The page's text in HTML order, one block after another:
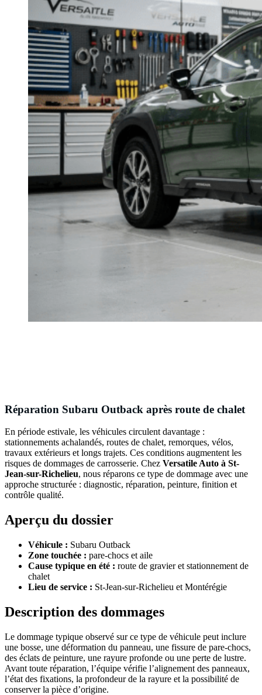
Réparation Subaru Outback après route de chalet
En période estivale, les véhicules circulent davantage :
stationnements achalandés, routes de chalet, remorques, vélos,
travaux extérieurs et longs trajets. Ces conditions augmentent les
risques de dommages de carrosserie. Chez Versatile Auto à St-
Jean-sur-Richelieu, nous réparons ce type de dommage avec une
approche structurée : diagnostic, réparation, peinture, finition et
contrôle qualité.
Aperçu du dossier
Véhicule : Subaru Outback
Zone touchée : pare-chocs et aile
Cause typique en été : route de gravier et stationnement de
chalet
Lieu de service : St-Jean-sur-Richelieu et Montérégie
Description des dommages
Le dommage typique observé sur ce type de véhicule peut inclure
une bosse, une déformation du panneau, une fissure de pare-chocs,
des éclats de peinture, une rayure profonde ou une perte de lustre.
Avant toute réparation, l’équipe vérifie l’alignement des panneaux,
l’état des fixations, la profondeur de la rayure et la possibilité de
conserver la pièce d’origine.